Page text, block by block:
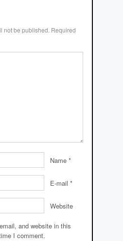
not be published. Required
Name *
E-mail *
Website
and website in this
I comment.